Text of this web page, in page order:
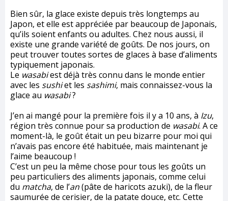
Bien sûr, la glace existe depuis très longtemps au
Japon, et elle est appréciée par beaucoup de Japonais,
qu’ils soient enfants ou adultes. Chez nous aussi, il
existe une grande variété de goûts. De nos jours, on
peut trouver toutes sortes de glaces à base d’aliments
typiquement japonais.
Le wasabiest déjà très connu dans le monde entier
avec les sushiet les sashimi, mais connaissez-vous la
glace au wasabi?
J’en ai mangé pour la première fois il y a 10 ans, à Izu,
région très connue pour sa production de wasabi. A ce
moment-là, le goût était un peu bizarre pour moi qui
n’avais pas encore été habituée, mais maintenant je
l’aime beaucoup !
C’est un peu la même chose pour tous les goûts un
peu particuliers des aliments japonais, comme celui
du matcha, de l’an(pâte de haricots azuki), de la fleur
saumurée de cerisier, de la patate douce, etc. Cette